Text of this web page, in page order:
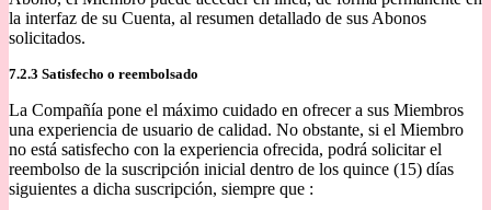
la interfaz de su Cuenta, al resumen detallado de sus Abonos
solicitados.
7.2.3 Satisfecho o reembolsado
La Compañía pone el máximo cuidado en ofrecer a sus Miembros
una experiencia de usuario de calidad. No obstante, si el Miembro
no está satisfecho con la experiencia ofrecida, podrá solicitar el
reembolso de la suscripción inicial dentro de los quince (15) días
siguientes a dicha suscripción, siempre que :